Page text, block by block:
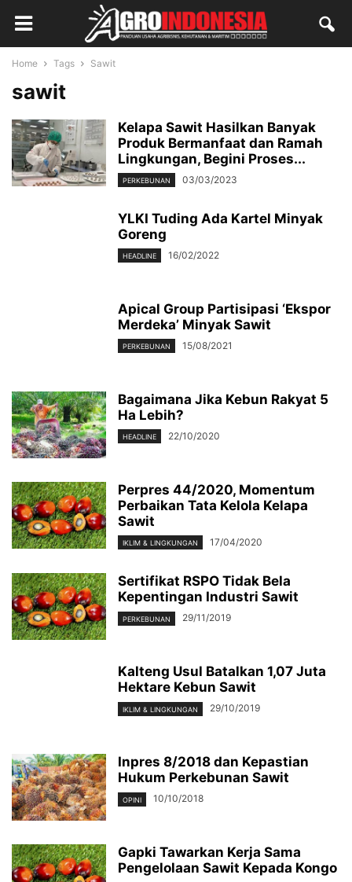
Home Tags Sawit
sawit
Kelapa Sawit Hasilkan Banyak
Produk Bermanfaat dan Ramah
Lingkungan, Begini Proses...
PERKEBUNAN 03/03/2023
YLKI Tuding Ada Kartel Minyak
Goreng
HEADLINE 16/02/2022
Apical Group Partisipasi ‘Ekspor
Merdeka’ Minyak Sawit
PERKEBUNAN 15/08/2021
Bagaimana Jika Kebun Rakyat 5
Ha Lebih?
HEADLINE 22/10/2020
Perpres 44/2020, Momentum
Perbaikan Tata Kelola Kelapa
Sawit
IKLIM & LINGKUNGAN 17/04/2020
Sertifikat RSPO Tidak Bela
Kepentingan Industri Sawit
PERKEBUNAN 29/11/2019
Kalteng Usul Batalkan 1,07 Juta
Hektare Kebun Sawit
IKLIM & LINGKUNGAN 29/10/2019
Inpres 8/2018 dan Kepastian
Hukum Perkebunan Sawit
OPINI 10/10/2018
Gapki Tawarkan Kerja Sama
Pengelolaan Sawit Kepada Kongo